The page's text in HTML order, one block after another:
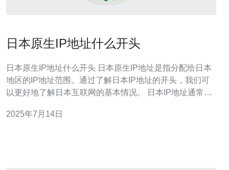
日本原生IP地址什么开头
日本原生IP地址什么开头 日本原生IP地址是指分配给日本
地区的IP地址范围。通过了解日本IP地址的开头，我们可
以更好地了解日本互联网的基本情况。 日本IP地址通常以
202.”、“ 210.”等开头。 日本的IP地址分配情况比较复杂，
2025年7月14日